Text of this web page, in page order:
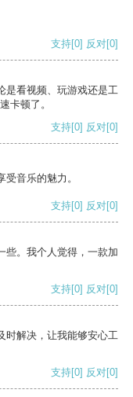
支持[0] 反对[0]
是看视频、玩游戏还是工
卡顿了。
支持[0] 反对[0]
音乐的魅力。
支持[0] 反对[0]
些。我个人觉得，一款加
支持[0] 反对[0]
时解决，让我能够安心工
支持[0] 反对[0]